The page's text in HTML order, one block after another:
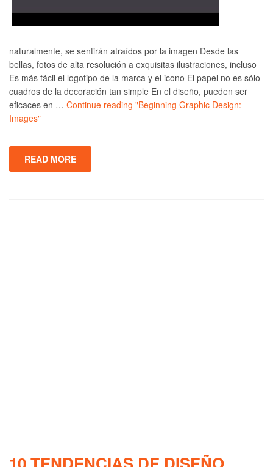
naturalmente, se sentirán atraídos por la imagen Desde las
bellas, fotos de alta resolución a exquisitas ilustraciones, incluso
Es más fácil el logotipo de la marca y el icono El papel no es sólo
cuadros de la decoración tan simple En el diseño, pueden ser
eficaces en … Continue reading "Beginning Graphic Design:
Images"
READ MORE